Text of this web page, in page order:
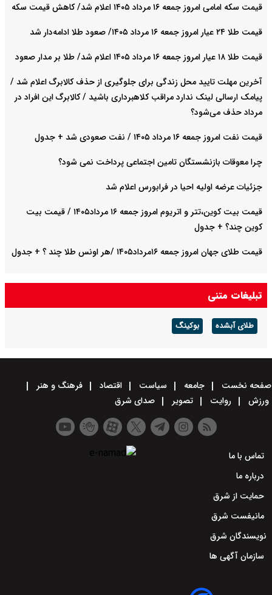
قیمت سکه امامی امروز جمعه ۱۶ مرداد ۱۴۰۵ اعلام شد/ کاهش قیمت سکه
قیمت طلا ۲۴ عیار امروز جمعه ۱۶ مرداد ۱۴۰۵/ صعود طلا ادامه‌دار شد
قیمت طلا ۱۸ عیار امروز جمعه ۱۶ مرداد ۱۴۰۵ اعلام شد/ طلا بر مدار صعود
آخرین مهلت تایید محل زندگی برای جلوگیری از حذف کالابرگ اعلام شد /
پیامک ارسالی لینک ندارد مراقب کلاهبرداری باشید / کالابرگ این افراد در
مرداد حذف می‌شود؟
قیمت نفت امروز جمعه ۱۶ مرداد ۱۴۰۵ / نفت صعودی شد + جدول
چرا معوقات بازنشستگان تامین اجتماعی پرداخت نمی شود؟
جزئیات عرضه اولیه احیا در فرابورس اعلام شد
قیمت بیت کوین،تتر و اتریوم امروز جمعه ۱۶ مرداد۱۴۰۵ / قیمت بیت
کوین چند؟ + جدول
قیمت طلای جهان امروز جمعه ۱۶مرداد۱۴۰۵ /هر اونس طلا چند ؟ + جدول
تبلیغات متنی
طلای آبشده بوکینگ
صفحه نخست جامعه سیاست اقتصاد
فرهنگ و هنر
ورزش
روایت تصویر صدای شرق
تماس با ما
درباره ما
حمایت از شرق
مانیفست شرق
نویسندگان شرق
سازمان آگهی ها